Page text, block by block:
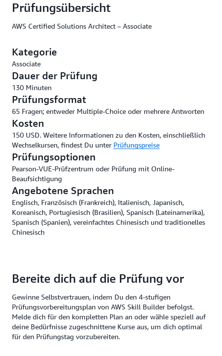
Prüfungsübersicht
AWS Certified Solutions Architect – Associate
Kategorie
Associate
Dauer der Prüfung
130 Minuten
Prüfungsformat
65 Fragen; entweder Multiple-Choice oder mehrere Antworten
Kosten
150 USD. Weitere Informationen zu den Kosten, einschließlich
Wechselkursen, findest Du unter Prüfungspreise
Prüfungsoptionen
Pearson-VUE-Prüfzentrum oder Prüfung mit Online-
Beaufsichtigung
Angebotene Sprachen
Englisch, Französisch (Frankreich), Italienisch, Japanisch,
Koreanisch, Portugiesisch (Brasilien), Spanisch (Lateinamerika),
Spanisch (Spanien), vereinfachtes Chinesisch und traditionelles
Chinesisch
Bereite dich auf die Prüfung vor
Gewinne Selbstvertrauen, indem Du den 4-stufigen
Prüfungsvorbereitungsplan von AWS Skill Builder befolgst.
Melde dich für den kompletten Plan an oder wähle speziell auf
deine Bedürfnisse zugeschnittene Kurse aus, um dich optimal
für den Prüfungstag vorzubereiten.